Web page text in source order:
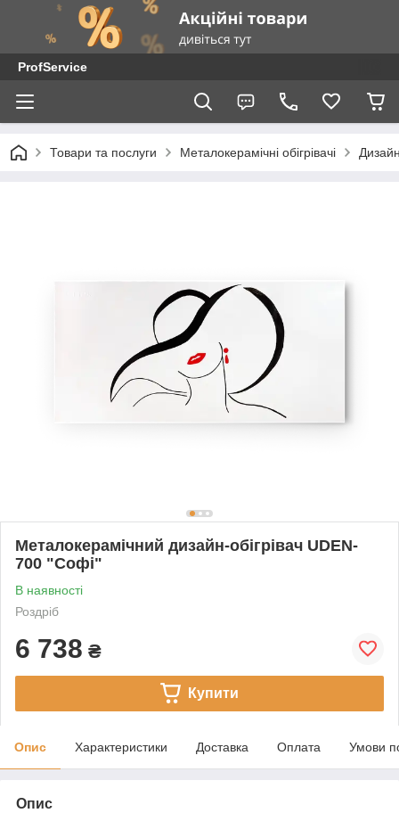
ProfService
Товари та послуги Металокерамічні обігрівачі
Металокерамічний дизайн-обігрівач UDEN-
700 "Софі"
В наявності
Роздріб
6 738 ₴
Купити
Опис Характеристики Доставка Оплата Умови
Опис